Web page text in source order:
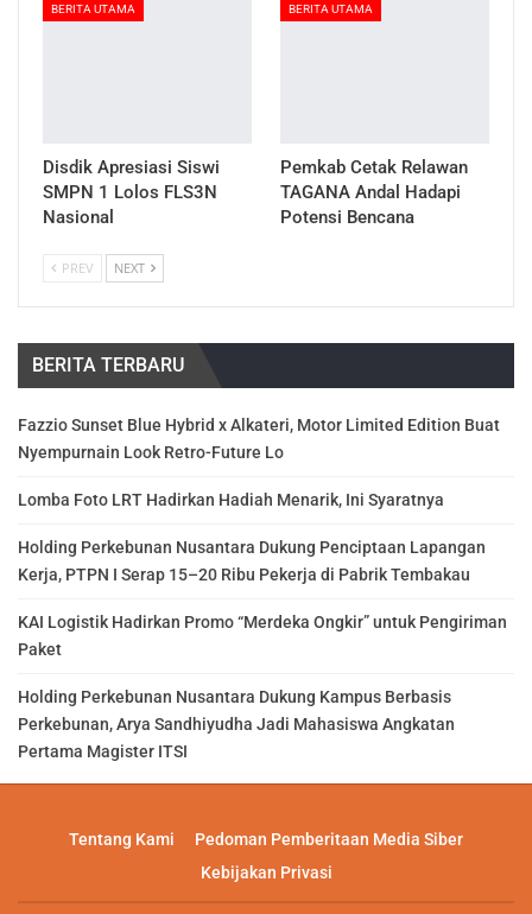
BERITA UTAMA
Disdik Apresiasi Siswi
SMPN 1 Lolos FLS3N
Nasional
BERITA UTAMA
Pemkab Cetak Relawan
TAGANA Andal Hadapi
Potensi Bencana
PREV NEXT
BERITA TERBARU
Fazzio Sunset Blue Hybrid x Alkateri, Motor Limited Edition Buat
Nyempurnain Look Retro-Future Lo
Lomba Foto LRT Hadirkan Hadiah Menarik, Ini Syaratnya
Holding Perkebunan Nusantara Dukung Penciptaan Lapangan
Kerja, PTPN I Serap 15–20 Ribu Pekerja di Pabrik Tembakau
KAI Logistik Hadirkan Promo “Merdeka Ongkir” untuk Pengiriman
Paket
Holding Perkebunan Nusantara Dukung Kampus Berbasis
Perkebunan, Arya Sandhiyudha Jadi Mahasiswa Angkatan
Pertama Magister ITSI
Tentang Kami
Pedoman Pemberitaan Media Siber
Kebijakan Privasi